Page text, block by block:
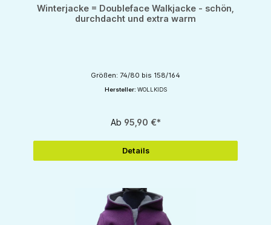
Winterjacke = Doubleface Walkjacke - schön,
durchdacht und extra warm
Größen: 74/80 bis 158/164
Hersteller: WOLLKIDS
Ab 95,90 €*
Details